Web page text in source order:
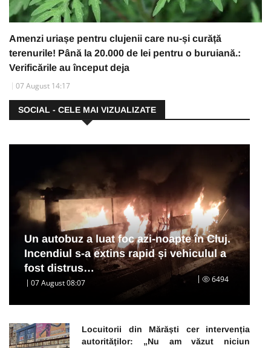
Amenzi uriașe pentru clujenii care nu-și curăță
terenurile! Până la 20.000 de lei pentru o buruiană.:
Verificările au început deja
07 August 14:17
SOCIAL - CELE MAI VIZUALIZATE
Un autobuz a luat foc azi-noapte în Cluj.
Incendiul s-a extins rapid și vehiculul a
fost distrus…
07 August 08:07 6494
Locuitorii din Mărăști cer intervenția
autorităților: „Nu am văzut niciun